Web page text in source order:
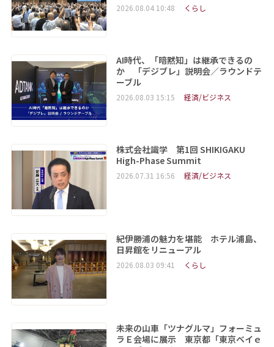
2026.08.04 10:48 くらし
AI時代、「暗黙知」は継承できるの
か 「デジブレ」説明会／ラウンドテ
ーブル
2026.08.03 15:15 経済/ビジネス
株式会社識学 第1回 SHIKIGAKU
High-Phase Summit
2026.07.31 16:56 経済/ビジネス
紀伊勝浦の魅力を堪能 ホテル浦島、
日昇館をリニューアル
2026.08.03 09:41 くらし
未来の山車「ツナグルマ」フォーミュ
ラＥ会場に展示 東京都「東京ベイｅ